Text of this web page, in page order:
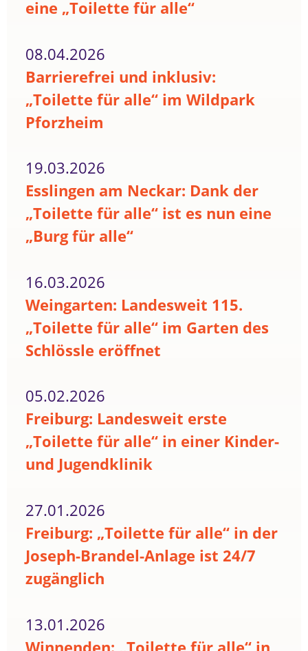
eine „Toilette für alle“
08.04.2026
Barrierefrei und inklusiv:
„Toilette für alle“ im Wildpark
Pforzheim
19.03.2026
Esslingen am Neckar: Dank der
„Toilette für alle“ ist es nun eine
„Burg für alle“
16.03.2026
Weingarten: Landesweit 115.
„Toilette für alle“ im Garten des
Schlössle eröffnet
05.02.2026
Freiburg: Landesweit erste
„Toilette für alle“ in einer Kinder-
und Jugendklinik
27.01.2026
Freiburg: „Toilette für alle“ in der
Joseph-Brandel-Anlage ist 24/7
zugänglich
13.01.2026